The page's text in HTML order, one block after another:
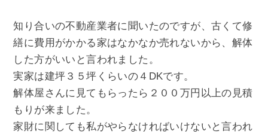
知り合いの不動産業者に聞いたのですが、古くて修
繕に費用がかかる家はなかなか売れないから、解体
した方がいいと言われました。
実家は建坪３５坪くらいの４DKです。
解体屋さんに見てもらったら２００万円以上の見積
もりが来ました。
家財に関しても私がやらなければいけないと言われ